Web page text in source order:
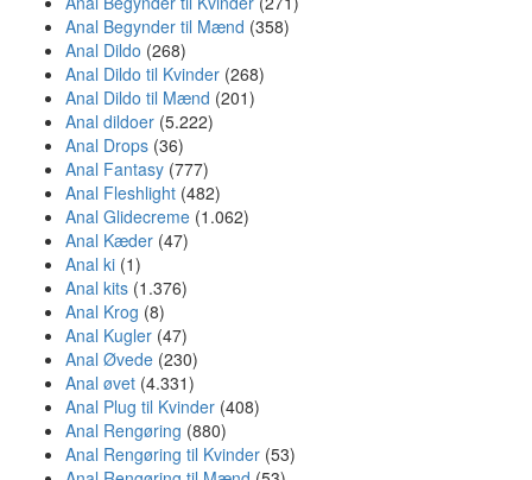
Anal Begynder til Mænd (358)
Anal Dildo (268)
Anal Dildo til Kvinder (268)
Anal Dildo til Mænd (201)
Anal dildoer (5.222)
Anal Drops (36)
Anal Fantasy (777)
Anal Fleshlight (482)
Anal Glidecreme (1.062)
Anal Kæder (47)
Anal ki (1)
Anal kits (1.376)
Anal Krog (8)
Anal Kugler (47)
Anal Øvede (230)
Anal øvet (4.331)
Anal Plug til Kvinder (408)
Anal Rengøring (880)
Anal Rengøring til Kvinder (53)